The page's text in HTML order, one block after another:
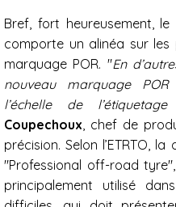
Bref, fort heureusement, le
comporte un alinéa sur
marquage POR. "En
nouveau marquage
l’échelle de l’étiquetage
Coupechoux, chef de
précision. Selon l’ETRTO,
"Professional off-road
principalement utilisé